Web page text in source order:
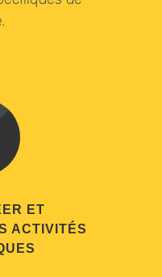
ET
ACTIVITÉS